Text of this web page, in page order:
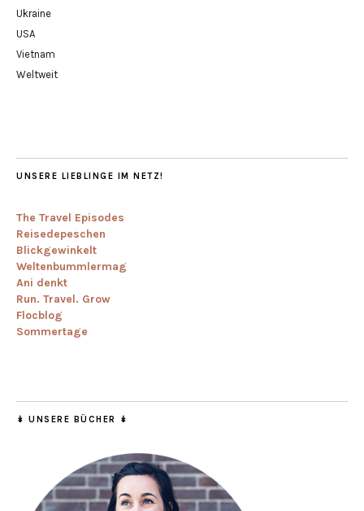
Ukraine
USA
Vietnam
Weltweit
UNSERE LIEBLINGE IM NETZ!
The Travel Episodes
Reisedepeschen
Blickgewinkelt
Weltenbummlermag
Ani denkt
Run. Travel. Grow
Flocblog
Sommertage
↡ UNSERE BÜCHER ↡